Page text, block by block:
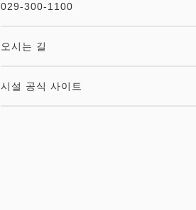
029-300-1100
오시는 길
시설 공식 사이트